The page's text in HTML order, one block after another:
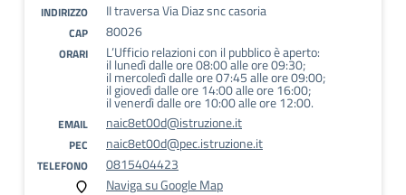
INDIRIZZO II traversa Via Diaz snc casoria
CAP 80026
ORARI L’Ufficio relazioni con il pubblico è aperto:
il lunedì dalle ore 08:00 alle ore 09:30;
il mercoledì dalle ore 07:45 alle ore 09:00;
il giovedì dalle ore 14:00 alle ore 16:00;
il venerdì dalle ore 10:00 alle ore 12:00.
EMAIL naic8et00d@istruzione.it
PEC naic8et00d@pec.istruzione.it
TELEFONO
0815404423
Naviga su Google Map